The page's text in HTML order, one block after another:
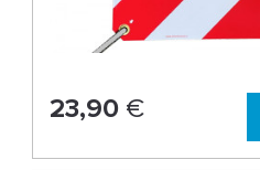
23,90 €